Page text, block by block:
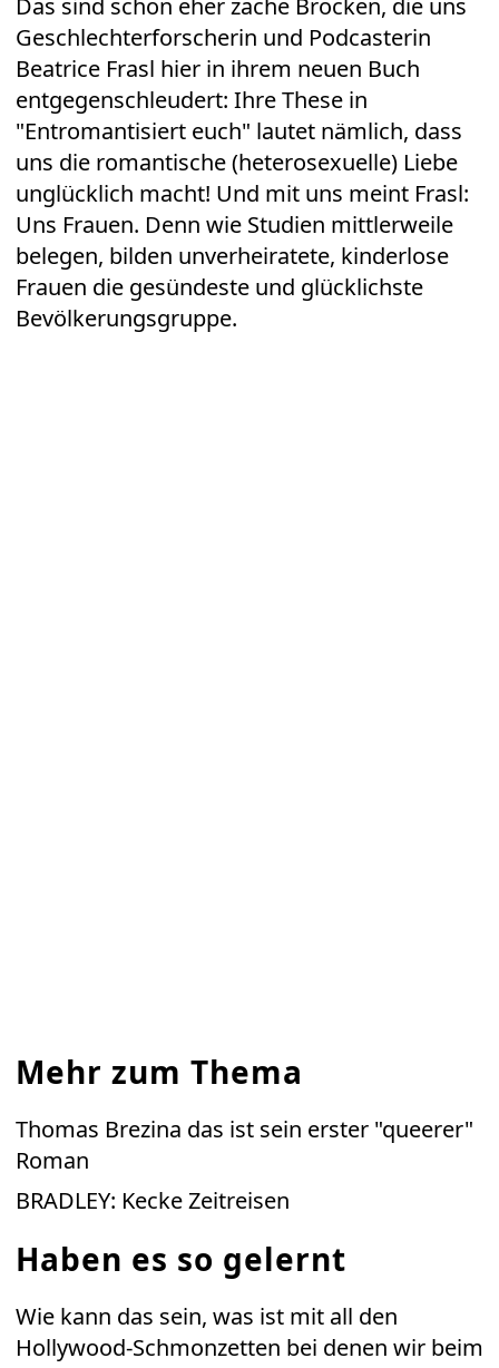
Das sind schon eher zache Brocken, die uns
Geschlechterforscherin und Podcasterin
Beatrice Frasl hier in ihrem neuen Buch
entgegenschleudert: Ihre These in
"Entromantisiert euch" lautet nämlich, dass
uns die romantische (heterosexuelle) Liebe
unglücklich macht! Und mit uns meint Frasl:
Uns Frauen. Denn wie Studien mittlerweile
belegen, bilden unverheiratete, kinderlose
Frauen die gesündeste und glücklichste
Bevölkerungsgruppe.
Mehr zum Thema
Thomas Brezina das ist sein erster "queerer"
Roman
BRADLEY: Kecke Zeitreisen
Haben es so gelernt
Wie kann das sein, was ist mit all den
Hollywood-Schmonzetten bei denen wir beim